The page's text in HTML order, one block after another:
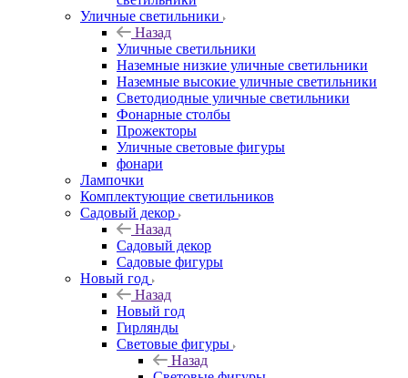
Уличные светильники
Назад
Уличные светильники
Наземные низкие уличные светильники
Наземные высокие уличные светильники
Светодиодные уличные светильники
Фонарные столбы
Прожекторы
Уличные световые фигуры
фонари
Лампочки
Комплектующие светильников
Садовый декор
Назад
Садовый декор
Садовые фигуры
Новый год
Назад
Новый год
Гирлянды
Световые фигуры
Назад